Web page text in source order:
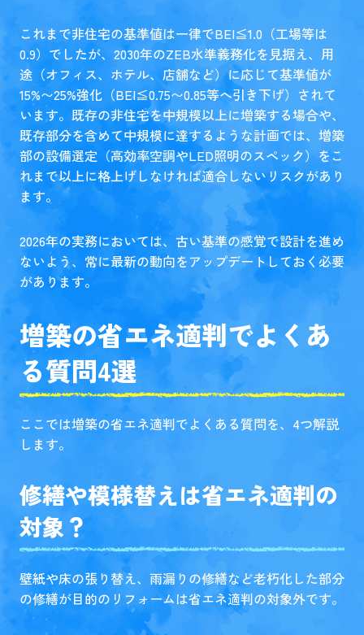
これまで非住宅の基準値は一律でBEI≦1.0（工場等は
0.9）でしたが、2030年のZEB水準義務化を見据え、用
途（オフィス、ホテル、店舗など）に応じて基準値が
15%〜25%強化（BEI≦0.75〜0.85等へ引き下げ）されて
います。既存の非住宅を中規模以上に増築する場合や、
既存部分を含めて中規模に達するような計画では、増築
部の設備選定（高効率空調やLED照明のスペック）をこ
れまで以上に格上げしなければ適合しないリスクがあり
ます。
2026年の実務においては、古い基準の感覚で設計を進め
ないよう、常に最新の動向をアップデートしておく必要
があります。
増築の省エネ適判でよくあ
る質問4選
ここでは増築の省エネ適判でよくある質問を、4つ解説
します。
修繕や模様替えは省エネ適判の
対象？
壁紙や床の張り替え、雨漏りの修繕など老朽化した部分
の修繕が目的のリフォームは省エネ適判の対象外です。